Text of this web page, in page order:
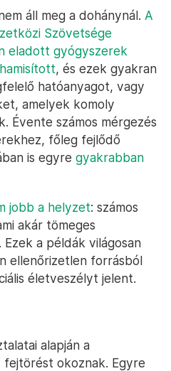
áll meg a dohánynál. A
Szövetsége
eladott gyógyszerek
, és ezek gyakran
hatóanyagot, vagy
amelyek komoly
Évente számos mérgezés
főleg fejlődő
is egyre gyakrabban
jobb a helyzet: számos
akár tömeges
. Ezek a példák világosan
ellenőrizetlen forrásból
életveszélyt jelent.
alapján a
okoznak. Egyre